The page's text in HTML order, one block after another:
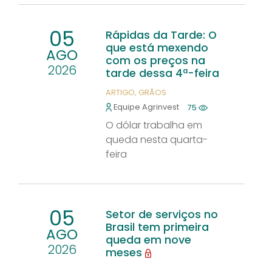
05
AGO
2026
Rápidas da Tarde: O
que está mexendo
com os preços na
tarde dessa 4ª-feira
ARTIGO GRÃOS
Equipe Agrinvest
75
O dólar trabalha em
queda nesta quarta-
feira
05
AGO
2026
Setor de serviços no
Brasil tem primeira
queda em nove
meses